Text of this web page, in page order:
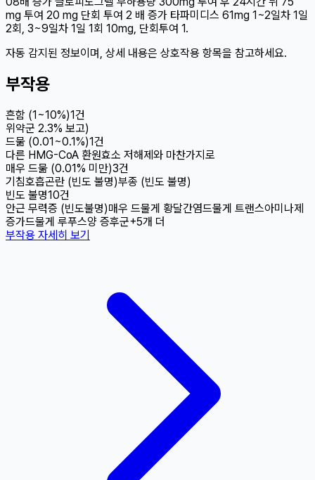
mg 투여 20 mg 단회 투여 2 배 증가 타파미디스 61mg 1~2일차 1일
2회, 3~9일차 1일 1회 10mg, 단회투여 1.
자동 감지된 정보이며, 상세 내용은 상호작용 항목을 참고하세요.
부작용
흔함 (1~10%)1건
위약군 2.3% 보고)
드묾 (0.01~0.1%)1건
다른 HMG-CoA 환원효소 저해제와 마찬가지로
매우 드묾 (0.01% 미만)3건
기침호흡곤란 (빈도 불명)부종 (빈도 불명)
빈도 불명10건
안근 무력증 (빈도불명)매우 드물게 황달간염드물게 트랜스아미나제
증가드물게 루푸스양 증후군+5개 더
부작용 자세히 보기